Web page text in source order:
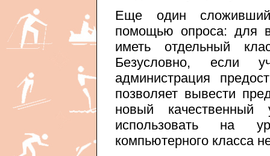
Еще один
помощью опроса: для
иметь отдельный
Безусловно, если
администрация
позволяет вывести
новый
использовать на
компьютерного класса